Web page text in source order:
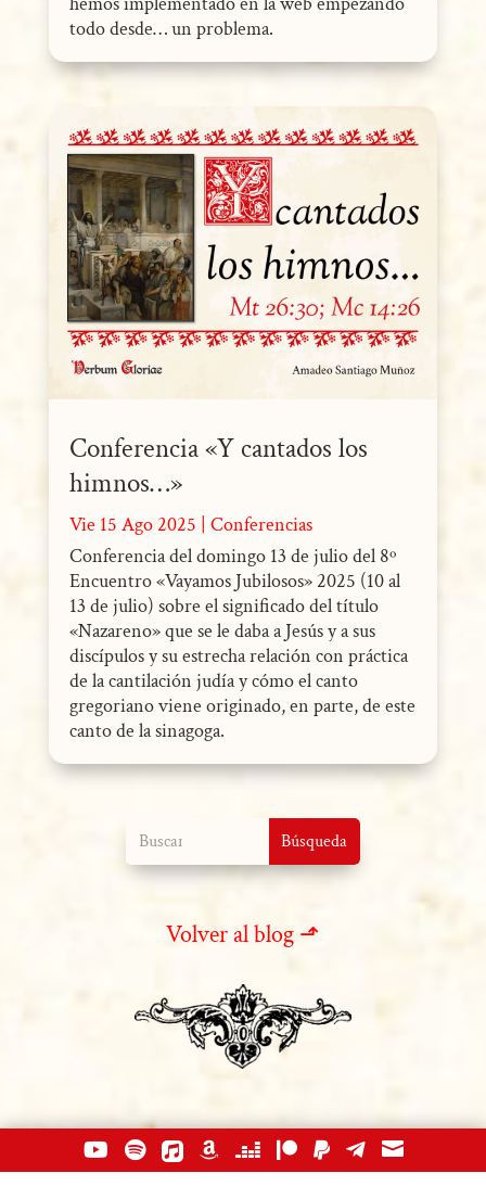
todo desde… un problema.
Conferencia «Y cantados los
himnos…»
Vie 15 Ago 2025
Conferencias
Conferencia del domingo 13 de julio del 8º
Encuentro «Vayamos Jubilosos» 2025 (10 al
13 de julio) sobre el significado del título
«Nazareno» que se le daba a Jesús y a sus
discípulos y su estrecha relación con práctica
de la cantilación judía y cómo el canto
gregoriano viene originado, en parte, de este
canto de la sinagoga.
Volver al blog ⬏
        